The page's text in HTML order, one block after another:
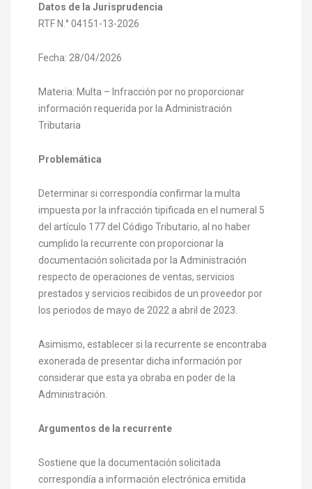
Datos de la Jurisprudencia
RTF N.° 04151-13-2026
Fecha: 28/04/2026
Materia: Multa – Infracción por no proporcionar
información requerida por la Administración
Tributaria
Problemática
Determinar si correspondía confirmar la multa
impuesta por la infracción tipificada en el numeral 5
del artículo 177 del Código Tributario, al no haber
cumplido la recurrente con proporcionar la
documentación solicitada por la Administración
respecto de operaciones de ventas, servicios
prestados y servicios recibidos de un proveedor por
los periodos de mayo de 2022 a abril de 2023.
Asimismo, establecer si la recurrente se encontraba
exonerada de presentar dicha información por
considerar que esta ya obraba en poder de la
Administración.
Argumentos de la recurrente
Sostiene que la documentación solicitada
correspondía a información electrónica emitida